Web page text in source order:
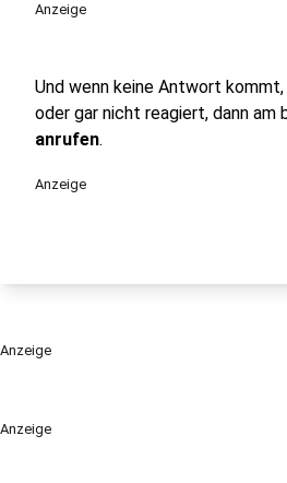
Anzeige
Anzeige
Und wenn keine Antwort
oder gar nicht reagiert, dann
anrufen.
Anzeige
Anzeige